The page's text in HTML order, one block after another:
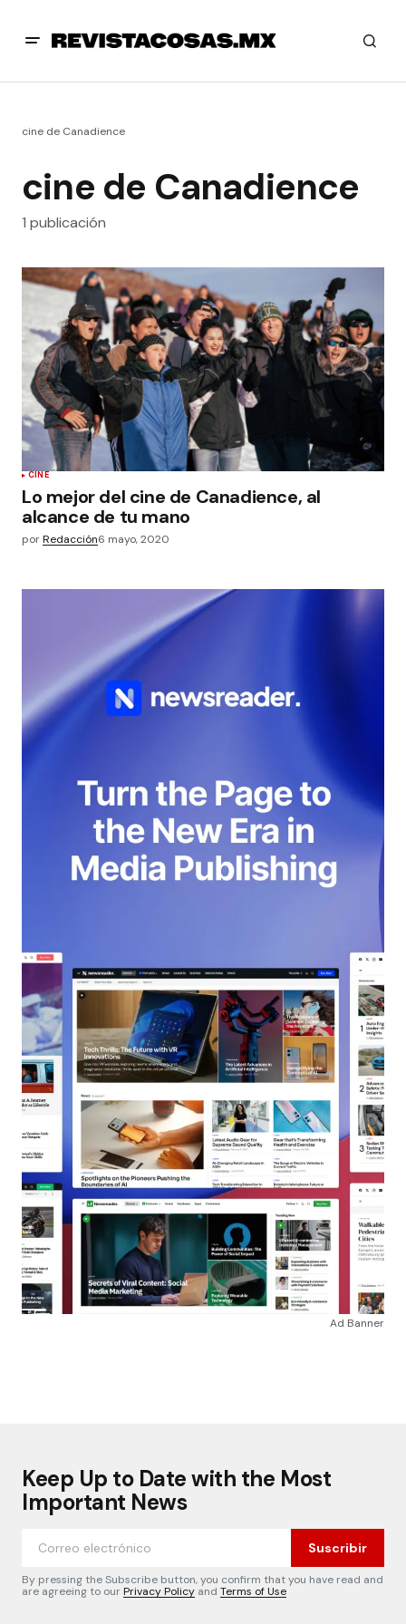
cine de Canadience
cine de Canadience
1 publicación
CINE
Lo mejor del cine de Canadience, al
alcance de tu mano
porRedacción6 mayo, 2020
Ad Banner
Keep Up to Date with the Most
Important News
Suscribir
By pressing the Subscribe button, you confirm that you have read and
are agreeing to ourPrivacy Policy and Terms of Use